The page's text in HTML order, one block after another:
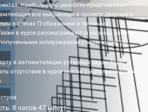
Наибольшую ценность представляют
все выбранные в проекте дверные и
в стенах П-образными и прямыми
в курсе рассматриваются нюансы работы
копированием с мониторингом.
в автоматизации рутинных задач будет
отсутствие в курсе кейсов с использованием
8 часов 47 минут